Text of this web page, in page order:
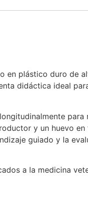
en plástico duro de
didáctica ideal
para
y un huevo
guiado y la
a la medicina